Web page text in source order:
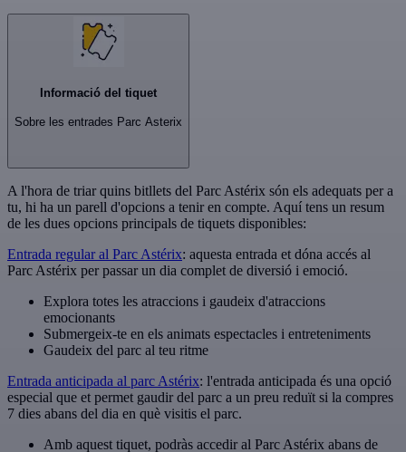
Informació del tiquet
Sobre les entrades Parc Asterix
A l'hora de triar quins bitllets del Parc Astérix són els adequats per a
tu, hi ha un parell d'opcions a tenir en compte. Aquí tens un resum
de les dues opcions principals de tiquets disponibles:
Entrada regular al Parc Astérix: aquesta entrada et dóna accés al
Parc Astérix per passar un dia complet de diversió i emoció.
Explora totes les atraccions i gaudeix d'atraccions
emocionants
Submergeix-te en els animats espectacles i entreteniments
Gaudeix del parc al teu ritme
Entrada anticipada al parc Astérix: l'entrada anticipada és una opció
especial que et permet gaudir del parc a un preu reduït si la compres
7 dies abans del dia en què visitis el parc.
Amb aquest tiquet, podràs accedir al Parc Astérix abans de